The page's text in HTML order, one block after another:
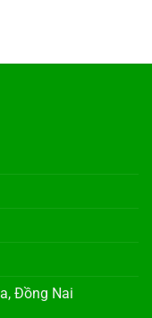
Đồng Nai